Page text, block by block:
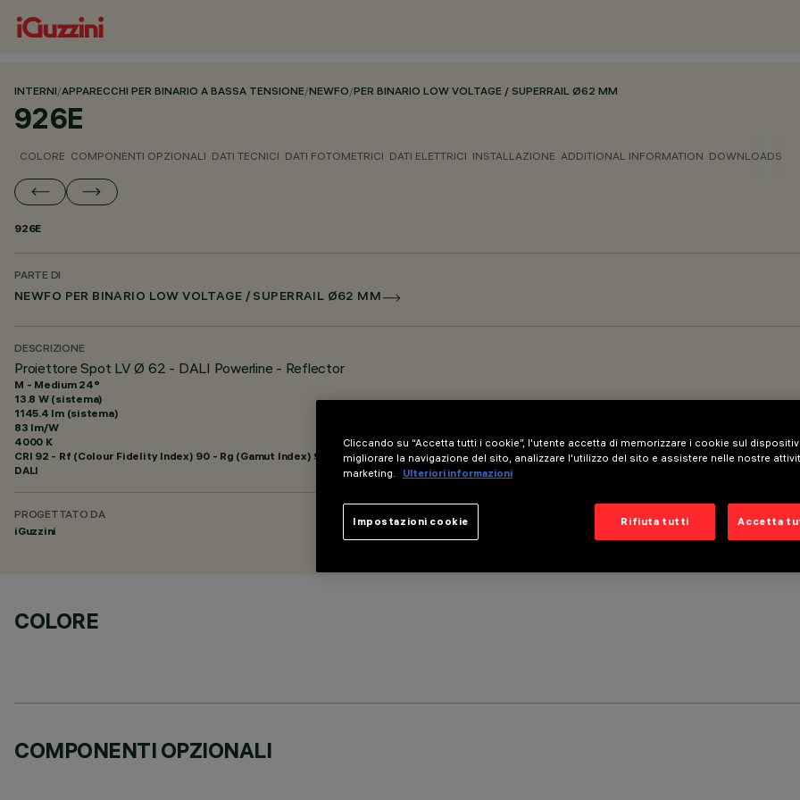
INTERNI/APPARECCHI PER BINARIO A BASSA TENSIONE/NEWFO/PER BINARIO LOW VOLTAGE / SUPERRAIL Ø62 MM
926E
COLORE COMPONENTI OPZIONALI DATI TECNICI DATI FOTOMETRICI DATI ELETTRICI INSTALLAZIONE ADDITIONAL INFORMATION DOWNLOADS
926E
PARTE DI
NEWFO PER BINARIO LOW VOLTAGE / SUPERRAIL Ø62 MM
DESCRIZIONE
Proiettore Spot LV Ø 62 - DALI Powerline - Reflector
M - Medium 24°
13.8 W (sistema)
1145.4 lm (sistema)
83 lm/W
4000 K
CRI 92 - Rf (Colour Fidelity Index) 90 - Rg (Gamut Index) 98
DALI
PROGETTATO DA
iGuzzini
COLORE
COMPONENTI OPZIONALI
Cliccando su “Accetta tutti i cookie”, l'utente accetta di memorizzare i cookie sul
migliorare la navigazione del sito, analizzare l'utilizzo del sito e assistere nelle nostre
marketing.
Ulteriori informazioni
Rifiuta tutti Accetta
Impostazioni cookie